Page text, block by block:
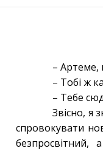
– Артеме,
– Тобі ж
– Тебе
Звісно, я
спровокувати
безпросвітний,